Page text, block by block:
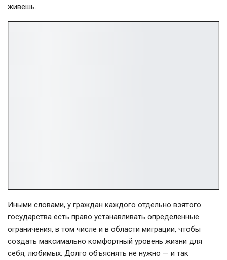
живешь.
Иными словами, у граждан каждого отдельно взятого
государства есть право устанавливать определенные
ограничения, в том числе и в области миграции, чтобы
создать максимально комфортный уровень жизни для
себя, любимых. Долго объяснять не нужно — и так